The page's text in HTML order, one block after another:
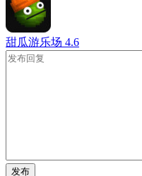
甜瓜游乐场 4.6
发布